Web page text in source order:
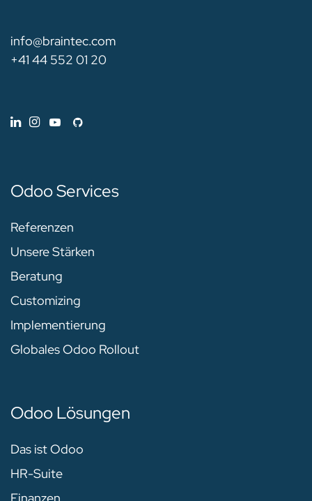
info@braintec.com
+41 44 552 01 20
Odoo Services
Referenzen
Unsere Stärken
Beratung
Customizing
Implementierung
Globales Odoo Rollout
Odoo Lösungen
Das ist Odoo
HR-Suite